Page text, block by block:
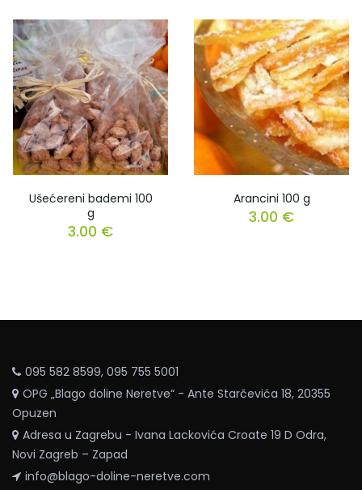
Ušećereni bademi 100
g
3.00 €
Arancini 100 g
3.00 €
095 582 8599, 095 755 5001
OPG „Blago doline Neretve“ - Ante Starčevića 18, 20355
Opuzen
Adresa u Zagrebu - Ivana Lackovića Croate 19 D Odra,
Novi Zagreb – Zapad
info@blago-doline-neretve.com